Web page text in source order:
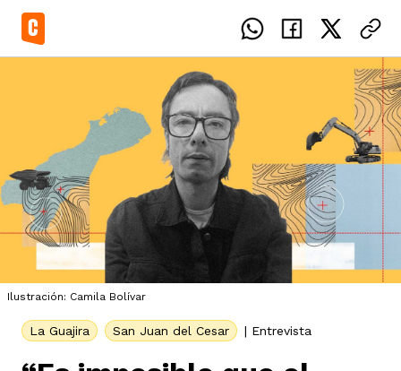
Ilustración: Camila Bolívar
La Guajira San Juan del Cesar | Entrevista
país
del Caguán
del Cesar